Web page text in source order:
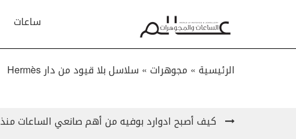
ساعات
الرئيسية » مجوهرات» سلاسل بلا قيود من دار Hermès
كيف أصبح ادوارد بوفيه من أهم صانعي الساعات منذ 200 عاماً؟